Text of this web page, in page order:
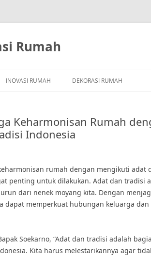
Rumah
INOVASI RUMAH DEKORASI RUMAH
Keharmonisan Rumah
Indonesia
rumah dengan mengikuti adat
penting untuk dilakukan. Adat dan tradisi
dari nenek moyang kita. Dengan
dapat memperkuat hubungan keluarga
Soekarno, “Adat dan tradisi adalah
Kita harus melestarikannya agar